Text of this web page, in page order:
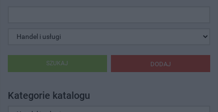
DODAJ
SZUKAJ
Kategorie katalogu